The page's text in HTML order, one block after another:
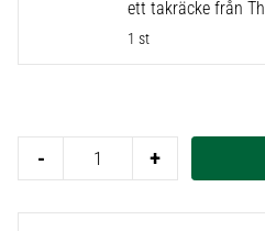
ett takräcke från
1 st
+
-